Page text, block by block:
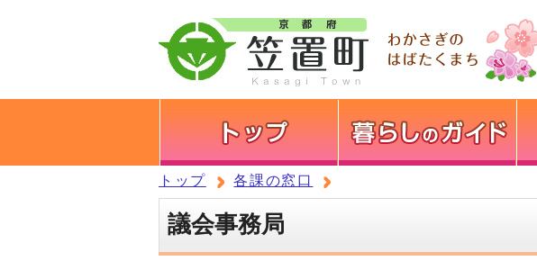
トップ 各課の窓口
議会事務局